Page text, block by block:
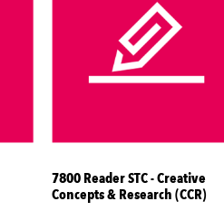
7800 Reader STC - Creative
Concepts & Research (CCR)